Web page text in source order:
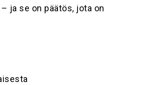
ja se on päätös, jota on